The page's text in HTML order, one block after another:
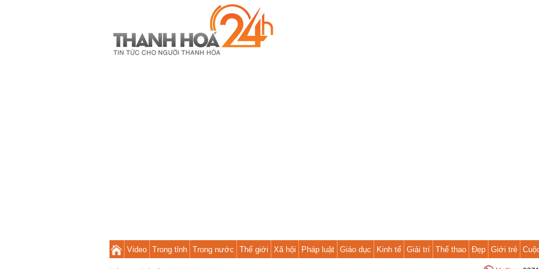
Video Trong tỉnh Trong nước Thế giới Xã hội Pháp luật Giáo dục Kinh tế Giải trí Thể thao Đẹp Giới trẻ